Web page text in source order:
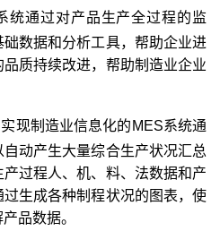
统通过对产品生产全过程的监
数据和分析工具，帮助企业进
质持续改进，帮助制造业企业
现制造业信息化的MES系统通
动产生大量综合生产状况汇总
过程人、机、料、法数据和产
生成各种制程状况的图表，使
品数据。